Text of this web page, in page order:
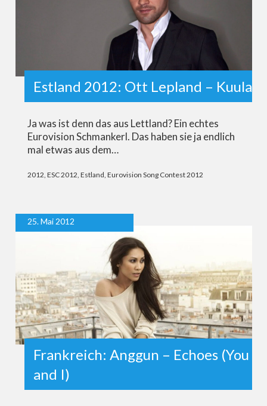
Estland 2012: Ott Lepland – Kuula
Ja was ist denn das aus Lettland? Ein echtes
Eurovision Schmankerl. Das haben sie ja endlich
mal etwas aus dem…
2012, ESC 2012, Estland, Eurovision Song Contest 2012
25. Mai 2012
Frankreich: Anggun – Echoes (You
and I)